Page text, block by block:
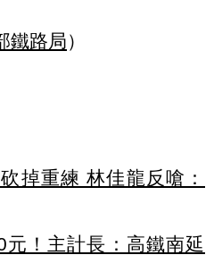
鐵路局）
掉重練 林佳龍反嗆：
！主計長：高鐵南延